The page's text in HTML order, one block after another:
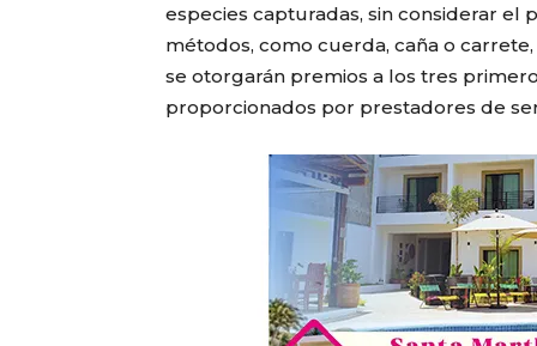
especies capturadas, sin considerar el
métodos, como cuerda, caña o
se otorgarán premios a los tres
proporcionados por prestadores de